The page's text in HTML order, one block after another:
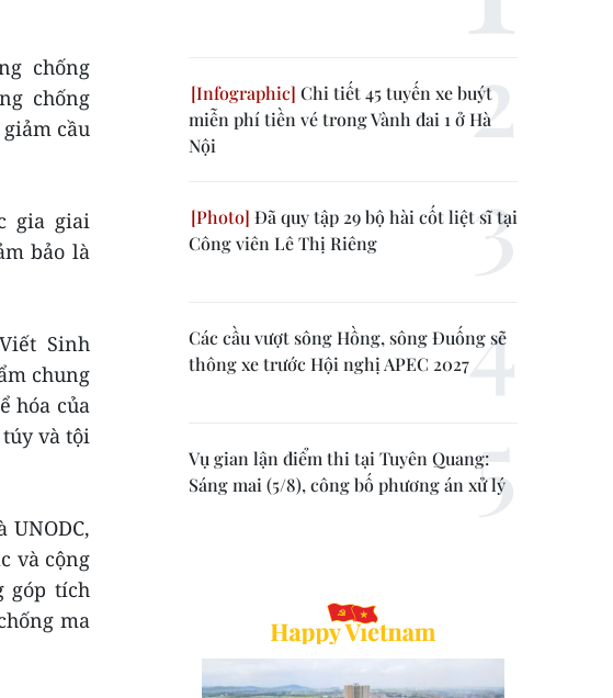
chống
chống
cầu
gia giai
bảo là
Sinh
chung
hóa của
và tội
và cộng
góp tích
ma
Chi tiết 45 tuyến xe buýt
miễn phí tiền vé trong Vành đai 1 ở Hà
Nội
Đã quy tập 29 bộ hài cốt liệt sĩ tại
Công viên Lê Thị Riêng
Các cầu vượt sông Hồng, sông Đuống sẽ
thông xe trước Hội nghị APEC 2027
Vụ gian lận điểm thi tại Tuyên Quang:
Sáng mai (5/8), công bố phương án xử lý